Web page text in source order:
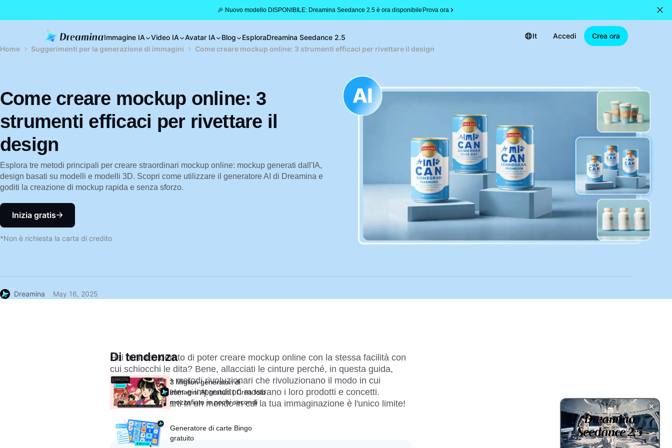
🎉 Nuovo modello DISPONIBILE: Dreamina Seedance 2.5 è ora disponibileProva ora
Immagine IA Video IA Avatar IA Blog EsploraDreamina Seedance 2.5 It Accedi
Crea ora
Home
Suggerimenti per la generazione di immagini Come creare mockup online: 3 strumenti efficaci per rivettare il design
Come creare mockup online: 3
strumenti efficaci per rivettare il
design
Esplora tre metodi principali per creare straordinari mockup online: mockup generati dall'IA,
design basati su modelli e modelli 3D. Scopri come utilizzare il generatore AI di Dreamina e
goditi la creazione di mockup rapida e senza sforzo.
Inizia gratis
*Non è richiesta la carta di credito
Dreamina May 16, 2025
Hai mai desiderato di poter creare mockup online con la stessa facilità con
cui schiocchi le dita? Bene, allacciati le cinture perché, in questa guida,
esploreremo tre metodi rivoluzionari che rivoluzionano il modo in cui
designer, marketer e imprenditori mostrano i loro prodotti e concetti.
Preparati a tuffarti in un mondo in cui la tua immaginazione è l'unico limite!
Di tendenza
3 Migliori generatori di
immagini AI gratuiti | Crea foto
mozzafiato in pochi secondi
Generatore di carte Bingo
gratuito